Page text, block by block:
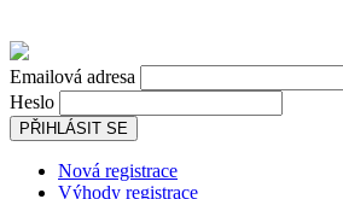
Emailová adresa
Heslo
PŘIHLÁSIT SE
Nová registrace
Výhody registrace